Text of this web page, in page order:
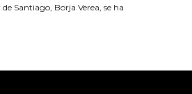
Santiago, Borja Verea, se ha